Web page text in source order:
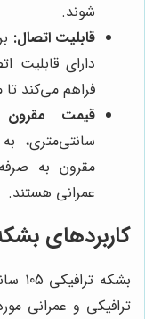
شوند.
قابلیت اتصال:
دارای قابلیت
فراهم می‌کند تا
قیمت
سانتی‌متری،
مقرون به
عمرانی هستند.
کاربردهای بشکه
ترافیکی و عمرانی